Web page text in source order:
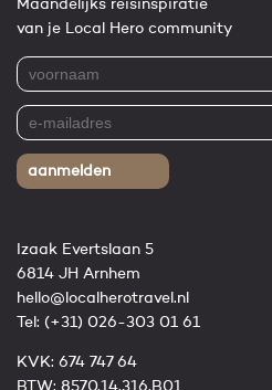
Maandelijks reisinspiratie
van je Local Hero community
aanmelden
Izaak Evertslaan 5
6814 JH Arnhem
hello@localherotravel.nl
Tel: (+31) 026-303 01 61
KVK: 674 747 64
BTW: 8570.14.316.B01